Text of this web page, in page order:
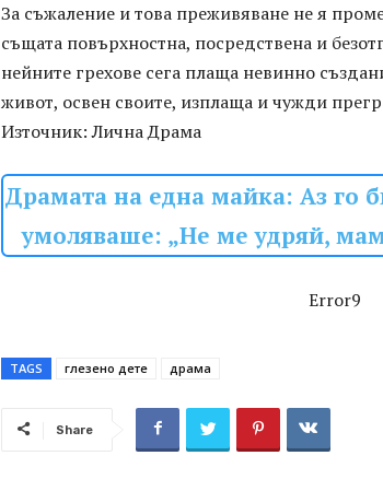
За съжаление и това преживяване не я
същата повърхностна, посредствена и
нейните грехове сега плаща невинно
живот, освен своите, изплаща и чужди
Източник: Лична Драма
Драмата на една майка: Аз го
умоляваше: „Не ме удряй,
Error9
TAGS глезено дете драма
Share